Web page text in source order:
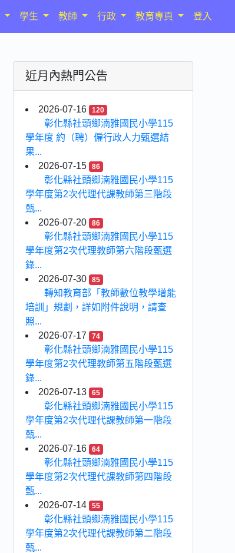
學生 教師 行政 教育專頁 登入
近月內熱門公告
2026-07-16 120
彰化縣社頭鄉湳雅國民小學115
學年度 約（聘）僱行政人力甄選結
果...
2026-07-15
86
彰化縣社頭鄉湳雅國民小學115
學年度第2次代理代課教師第三階段
甄...
2026-07-20
86
彰化縣社頭鄉湳雅國民小學115
學年度第2次代理教師第六階段甄選
錄...
2026-07-30
85
轉知教育部「教師數位教學增能
培訓」規劃，詳如附件說明，請查
照...
2026-07-17
74
彰化縣社頭鄉湳雅國民小學115
學年度第2次代理教師第五階段甄選
錄...
2026-07-13
65
彰化縣社頭鄉湳雅國民小學115
學年度第2次代理代課教師第一階段
甄...
2026-07-16
64
彰化縣社頭鄉湳雅國民小學115
學年度第2次代理代課教師第四階段
甄...
2026-07-14
55
彰化縣社頭鄉湳雅國民小學115
學年度第2次代理代課教師第二階段
甄...